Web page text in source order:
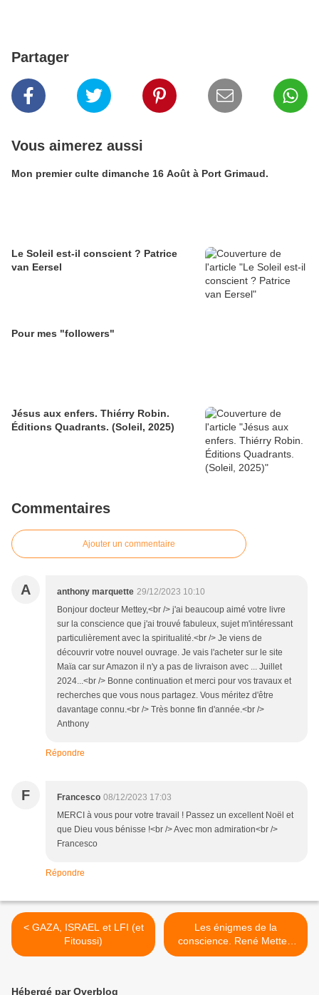
Partager
Vous aimerez aussi
Mon premier culte dimanche 16 Août à Port Grimaud.
Le Soleil est-il conscient ? Patrice
van Eersel
Pour mes "followers"
Jésus aux enfers. Thiérry Robin.
Éditions Quadrants. (Soleil, 2025)
Commentaires
Ajouter un commentaire
A anthony marquette 29/12/2023 10:10
Bonjour docteur Mettey,<br /> j'ai beaucoup aimé votre livre
sur la conscience que j'ai trouvé fabuleux, sujet m'intéressant
particulièrement avec la spiritualité.<br /> Je viens de
découvrir votre nouvel ouvrage. Je vais l'acheter sur le site
Maïa car sur Amazon il n'y a pas de livraison avec ... Juillet
2024...<br /> Bonne continuation et merci pour vos travaux et
recherches que vous nous partagez. Vous méritez d'être
davantage connu.<br /> Très bonne fin d'année.<br />
Anthony
Répondre
F Francesco 08/12/2023 17:03
MERCI à vous pour votre travail ! Passez un excellent Noël et
que Dieu vous bénisse !<br /> Avec mon admiration<br />
Francesco
Répondre
< GAZA, ISRAEL et LFI (et
Fitoussi)
Les énigmes de la
conscience. René Mettey.
Analyse et synopsis. >
Hébergé par Overblog